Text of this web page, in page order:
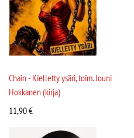
Chain - Kielletty ysäri, toim. Jouni
Hokkanen (kirja)
11,90€